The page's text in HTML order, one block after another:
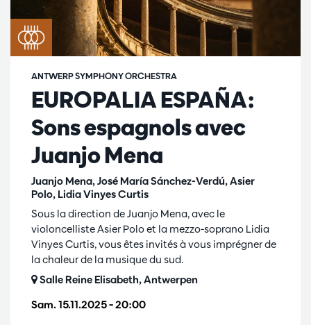
EUROPALIA ESPAÑA:
Sons espagnols avec
Juanjo Mena
Juanjo Mena, José María Sánchez-Verdú, Asier
Polo, Lidia Vinyes Curtis
ANTWERP SYMPHONY ORCHESTRA
Sam. 15.11.2025– 20:00
Sous la direction de Juanjo Mena, avec le
violoncelliste Asier Polo et la mezzo-soprano Lidia
Vinyes Curtis, vous êtes invités à vous imprégner de
la chaleur de la musique du sud.
Salle Reine Elisabeth, Antwerpen